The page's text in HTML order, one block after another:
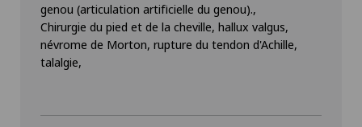
genou (articulation artificielle du genou).,
Chirurgie du pied et de la cheville, hallux valgus,
névrome de Morton, rupture du tendon d'Achille,
talalgie,